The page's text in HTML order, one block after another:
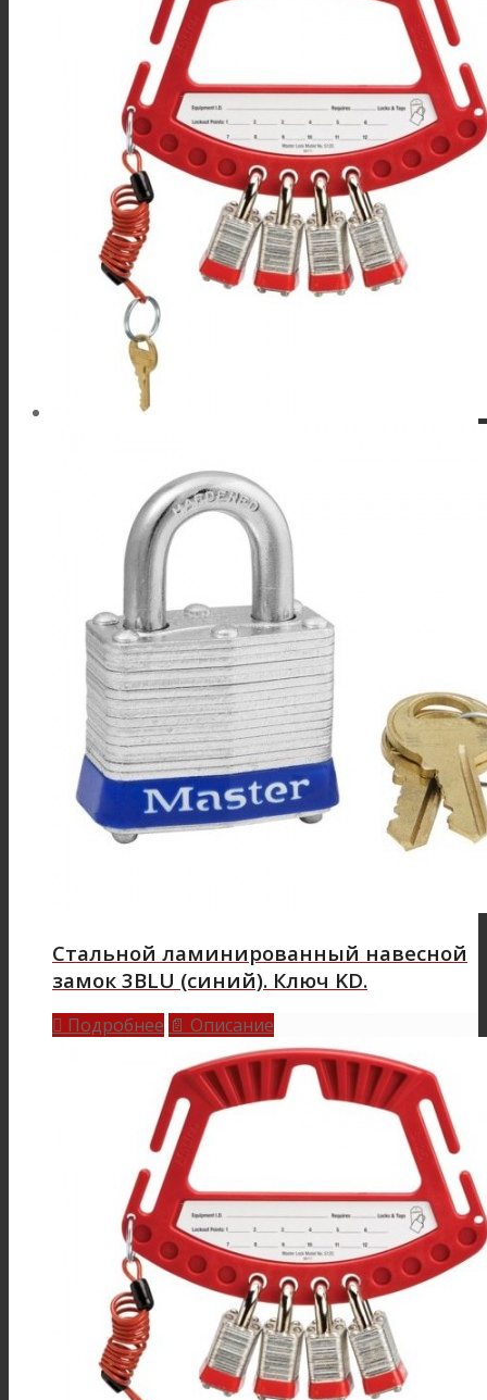
Стальной ламинированный навесной
замок 3BLU (синий). Ключ KD.
 Подробнее 📄 Описание